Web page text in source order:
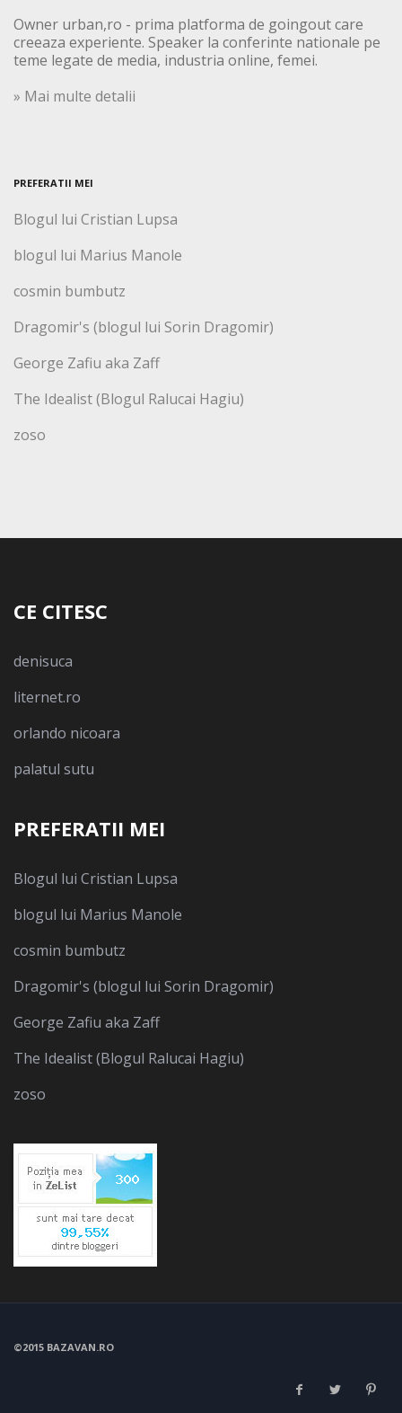
Owner urban,ro - prima platforma de goingout care
creeaza experiente. Speaker la conferinte nationale pe
teme legate de media, industria online, femei.
» Mai multe detalii
PREFERATII MEI
Blogul lui Cristian Lupsa
blogul lui Marius Manole
cosmin bumbutz
Dragomir's (blogul lui Sorin Dragomir)
George Zafiu aka Zaff
The Idealist (Blogul Ralucai Hagiu)
zoso
CE CITESC
denisuca
liternet.ro
orlando nicoara
palatul sutu
PREFERATII MEI
Blogul lui Cristian Lupsa
blogul lui Marius Manole
cosmin bumbutz
Dragomir's (blogul lui Sorin Dragomir)
George Zafiu aka Zaff
The Idealist (Blogul Ralucai Hagiu)
zoso
©2015 BAZAVAN.RO